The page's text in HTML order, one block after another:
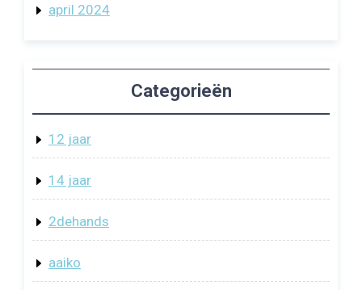
april 2024
Categorieën
12 jaar
14 jaar
2dehands
aaiko